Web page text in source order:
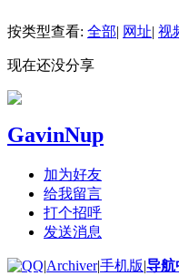
按类型查看: 全部| 网址| 视
现在还没分享
GavinNup
加为好友
给我留言
打个招呼
发送消息
|Archiver|手机版|导航